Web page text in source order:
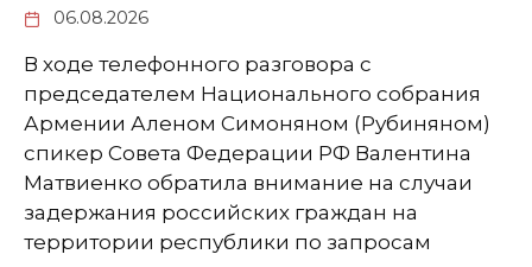
06.08.2026
В ходе телефонного разговора с
председателем Национального собрания
Армении Аленом Симоняном (Рубиняном)
спикер Совета Федерации РФ Валентина
Матвиенко обратила внимание на случаи
задержания российских граждан на
территории республики по запросам